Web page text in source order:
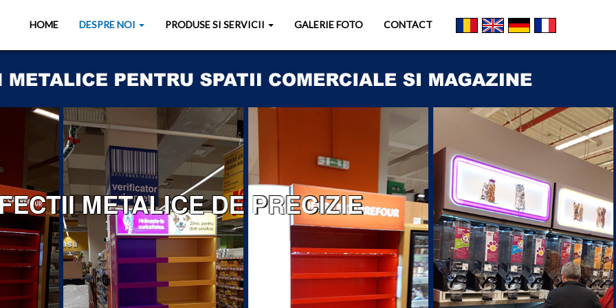
HOME DESPRE NOI PRODUSE SI SERVICII GALERIE FOTO CONTACT
METALICE DE PRECIZIE